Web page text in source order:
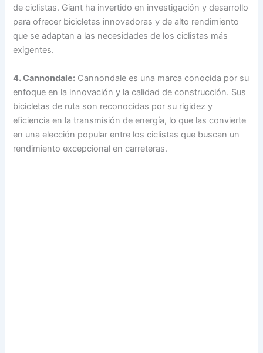
de ciclistas. Giant ha invertido en investigación y desarrollo
para ofrecer bicicletas innovadoras y de alto rendimiento
que se adaptan a las necesidades de los ciclistas más
exigentes.
4. Cannondale: Cannondale es una marca conocida por su
enfoque en la innovación y la calidad de construcción. Sus
bicicletas de ruta son reconocidas por su rigidez y
eficiencia en la transmisión de energía, lo que las convierte
en una elección popular entre los ciclistas que buscan un
rendimiento excepcional en carreteras.